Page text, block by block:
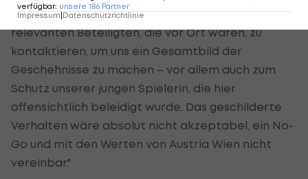
der Vorfall bekannt. Wir sind derzeit dabei, die
relevanten Beteiligten, die vor Ort waren, zu
kontaktieren, um uns ein Gesamtbild der
Geschehnisse zu machen – vor allem auch zum
Schutz unserer jungen Spielerin, die hier
offensichtlich beleidigt wurde. Das geschilderte
Verhalten wäre absolut nicht akzeptabel, ein No-
Go und mit den Werten von Austria Wien nicht
vereinbar."
verfügbar: unsere 186 Partner
Impressum|Datenschutzrichtlinie